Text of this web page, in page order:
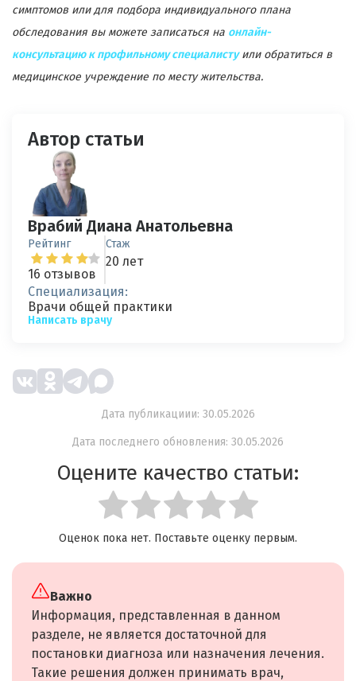
симптомов или для подбора индивидуального плана
обследования вы можете записаться на онлайн-
консультацию к профильному специалистуили обратиться в
медицинское учреждение по месту жительства.
Автор статьи
Врабий Диана Анатольевна
Рейтинг
16 отзывов
Стаж
20 лет
Специализация:
Врачи общей практики
Написать врачу
Дата публикациии: 30.05.2026
Дата последнего обновления: 30.05.2026
Оцените качество статьи:
Оценок пока нет. Поставьте оценку первым.
Важно
Информация, представленная в данном
разделе, не является достаточной для
постановки диагноза или назначения лечения.
Такие решения должен принимать врач,